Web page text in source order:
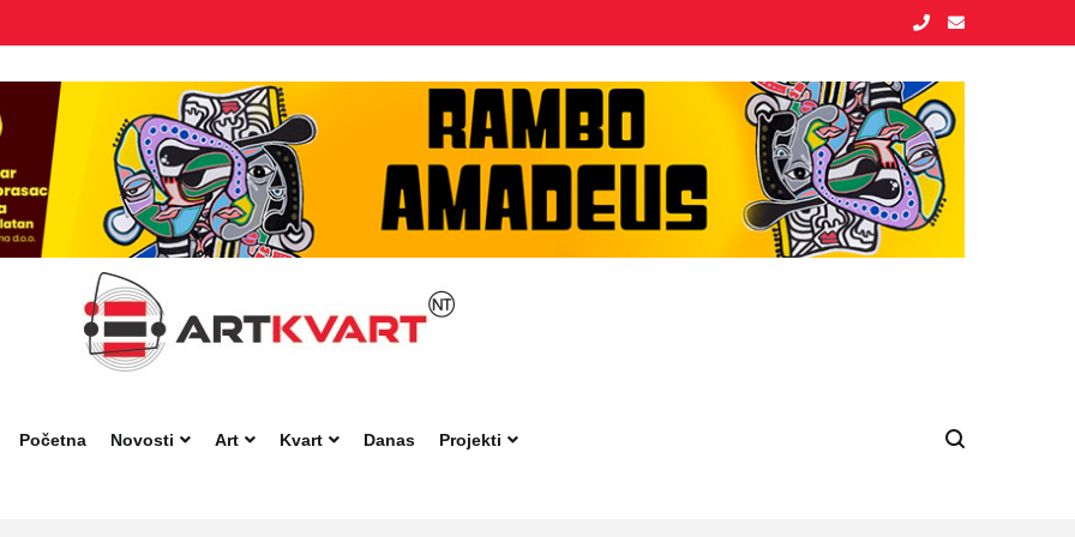
Početna
Novosti Art Kvart Danas Projekti